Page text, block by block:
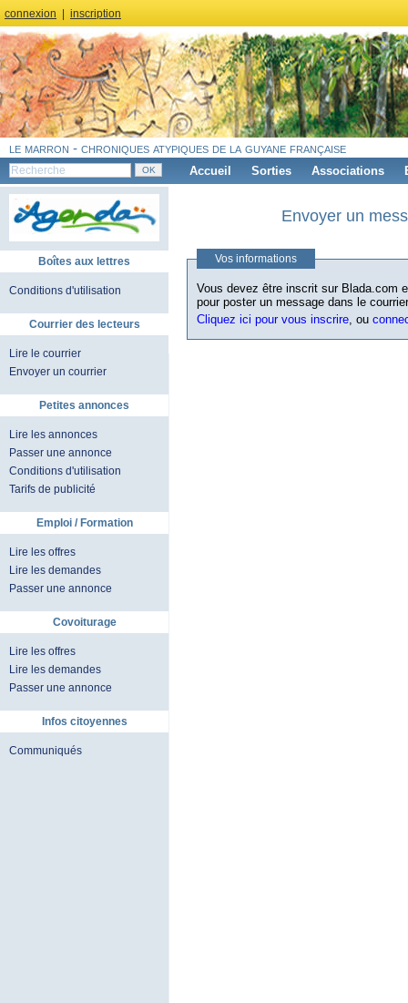
connexion inscription
le marron - chroniques atypiques de la guyane française
Accueil Sorties Associations
Boîtes aux lettres
Conditions d'utilisation
Courrier des lecteurs
Lire le courrier
Envoyer un courrier
Petites annonces
Lire les annonces
Passer une annonce
Conditions d'utilisation
Tarifs de publicité
Emploi / Formation
Lire les offres
Lire les demandes
Passer une annonce
Covoiturage
Lire les offres
Lire les demandes
Passer une annonce
Infos citoyennes
Communiqués
Envoyer un
Vos informations
Vous devez être inscrit sur Blada.com
pour poster un message dans le
Cliquez ici pour vous inscrire, ou